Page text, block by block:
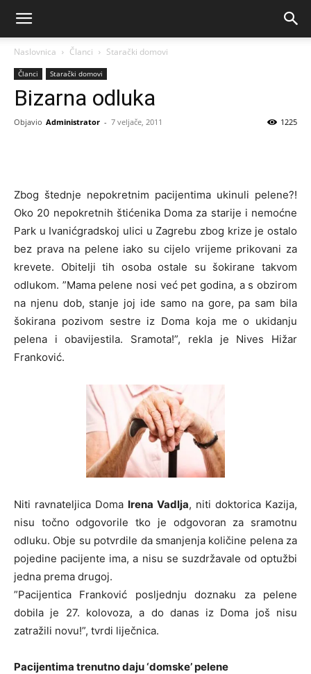
Naslovnica Članci Starački domovi
Članci Starački domovi
Bizarna odluka
Objavio Administrator - 7 veljače, 2011 1225
Zbog štednje nepokretnim pacijentima ukinuli pelene?!
Oko 20 nepokretnih štićenika Doma za starije i nemoćne
Park u Ivanićgradskoj ulici u Zagrebu zbog krize je ostalo
bez prava na pelene iako su cijelo vrijeme prikovani za
krevete. Obitelji tih osoba ostale su šokirane takvom
odlukom. ”Mama pelene nosi već pet godina, a s obzirom
na njenu dob, stanje joj ide samo na gore, pa sam bila
šokirana pozivom sestre iz Doma koja me o ukidanju
pelena i obavijestila. Sramota!”, rekla je Nives Hižar
Franković.
Niti ravnateljica Doma Irena Vadlja, niti doktorica Kazija,
nisu točno odgovorile tko je odgovoran za sramotnu
odluku. Obje su potvrdile da smanjenja količine pelena za
pojedine pacijente ima, a nisu se suzdržavale od optužbi
jedna prema drugoj.
”Pacijentica Franković posljednju doznaku za pelene
dobila je 27. kolovoza, a do danas iz Doma još nisu
zatražili novu!”, tvrdi liječnica.
Pacijentima trenutno daju ‘domske’ pelene